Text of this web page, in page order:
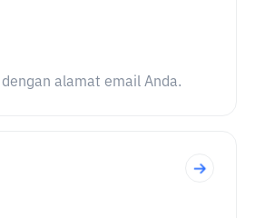
alamat email Anda.